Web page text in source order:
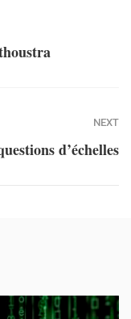
NEXT
d’échelles